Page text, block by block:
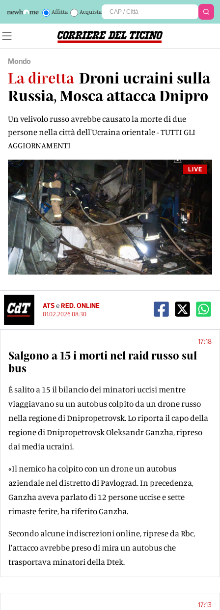
Affitta Acquista
Mondo
La diretta Droni ucraini sulla
Russia, Mosca attacca Dnipro
Un velivolo russo avrebbe causato la morte di due
persone nella città dell'Ucraina orientale - TUTTI GLI
AGGIORNAMENTI
LIVE
ATSeRED. ONLINE
01.02.2026 08:30
17:18
Salgono a 15 i morti nel raid russo sul
bus
È salito a 15 il bilancio dei minatori uccisi mentre
viaggiavano su un autobus colpito da un drone russo
nella regione di Dnipropetrovsk. Lo riporta il capo della
regione di Dnipropetrovsk Oleksandr Ganzha, ripreso
dai media ucraini.
«Il nemico ha colpito con un drone un autobus
aziendale nel distretto di Pavlograd. In precedenza,
Ganzha aveva parlato di 12 persone uccise e sette
rimaste ferite, ha riferito Ganzha.
Secondo alcune indiscrezioni online, riprese da Rbc,
l'attacco avrebbe preso di mira un autobus che
trasportava minatori della Dtek.
17:13